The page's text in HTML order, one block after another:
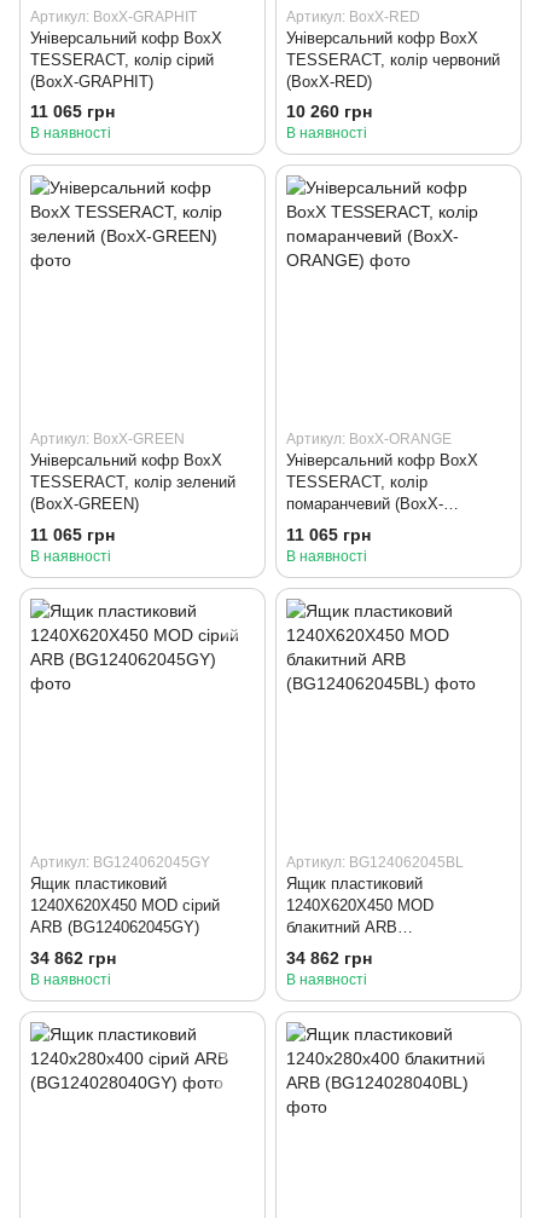
Артикул: BoxX-GRAPHIT
Універсальний кофр BoxX
TESSERACT, колір сірий
(BoxX-GRAPHIT)
11 065 грн
В наявності
Артикул: BoxX-RED
Універсальний кофр BoxX
TESSERACT, колір червоний
(BoxX-RED)
10 260 грн
В наявності
Артикул: BoxX-GREEN
Універсальний кофр BoxX
TESSERACT, колір зелений
(BoxX-GREEN)
11 065 грн
В наявності
Артикул: BoxX-ORANGE
Універсальний кофр BoxX
TESSERACT, колір
помаранчевий (BoxX-
ORANGE)
11 065 грн
В наявності
Артикул: BG124062045GY
Ящик пластиковий
1240X620X450 MOD сірий
ARB (BG124062045GY)
34 862 грн
В наявності
Артикул: BG124062045BL
Ящик пластиковий
1240X620X450 MOD
блакитний ARB
(BG124062045BL)
34 862 грн
В наявності